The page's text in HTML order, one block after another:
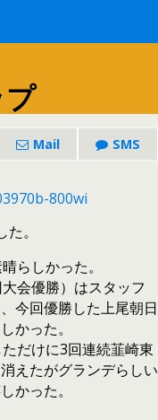
Mail SMS
。
らしかった。
会優勝）はスタッフ
今回優勝した上尾朝日
かった。
だけに3回連続韮崎東
えたがグランデらしい
かった。